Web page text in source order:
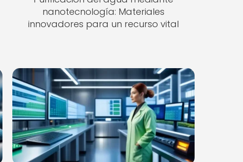
nanotecnología: Materiales
innovadores para un recurso vital